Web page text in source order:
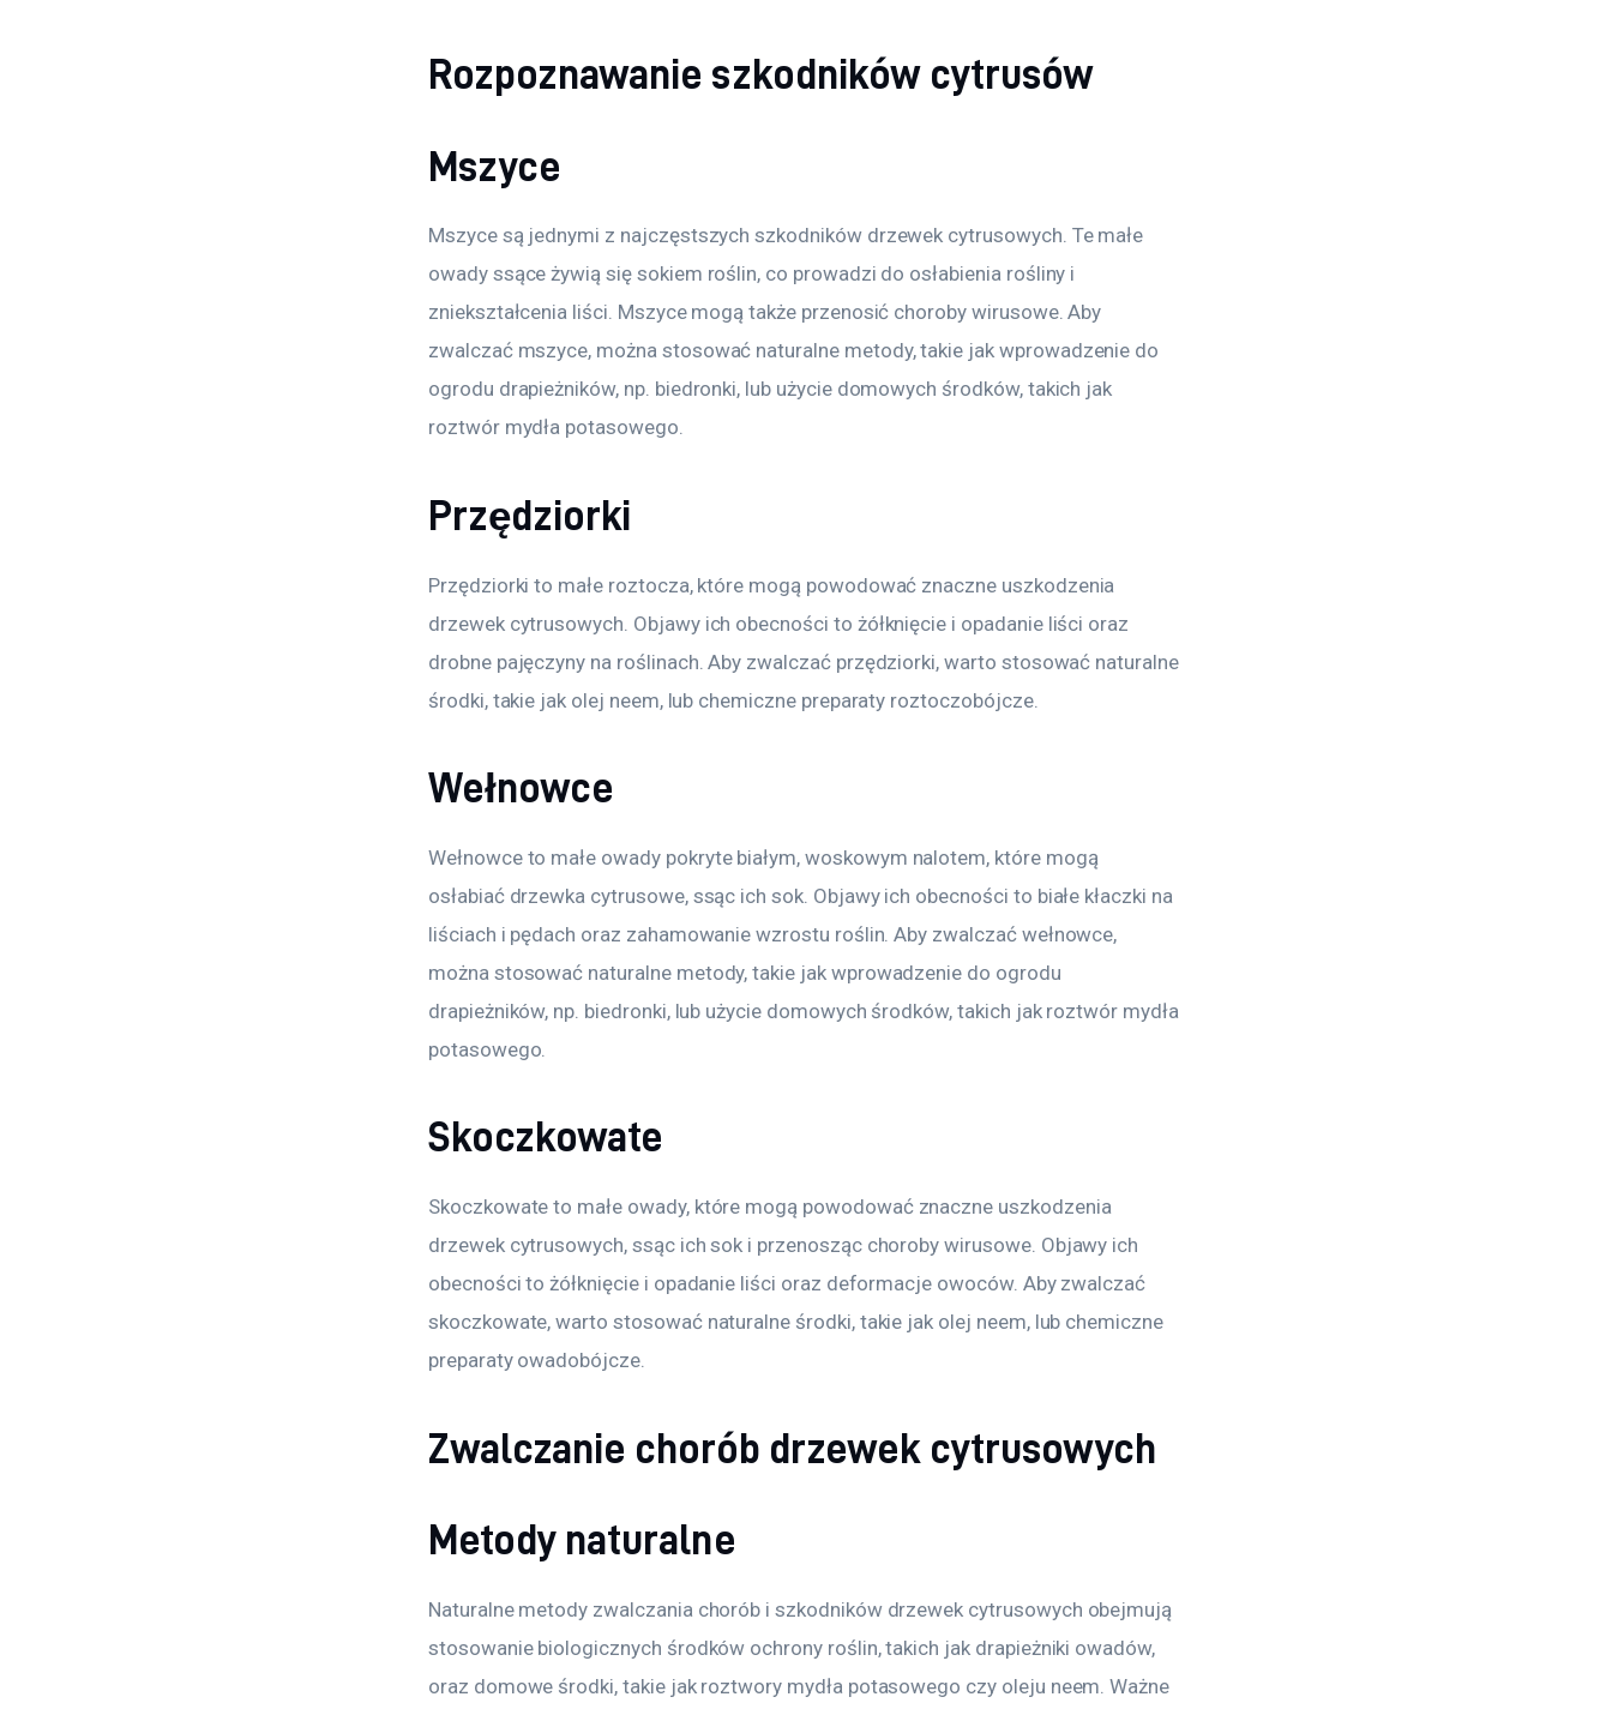
Rozpoznawanie szkodników cytrusów
Mszyce
Mszyce są jednymi z najczęstszych szkodników drzewek cytrusowych. Te małe
owady ssące żywią się sokiem roślin, co prowadzi do osłabienia rośliny i
zniekształcenia liści. Mszyce mogą także przenosić choroby wirusowe. Aby
zwalczać mszyce, można stosować naturalne metody, takie jak wprowadzenie do
ogrodu drapieżników, np. biedronki, lub użycie domowych środków, takich jak
roztwór mydła potasowego.
Przędziorki
Przędziorki to małe roztocza, które mogą powodować znaczne uszkodzenia
drzewek cytrusowych. Objawy ich obecności to żółknięcie i opadanie liści oraz
drobne pajęczyny na roślinach. Aby zwalczać przędziorki, warto stosować naturalne
środki, takie jak olej neem, lub chemiczne preparaty roztoczobójcze.
Wełnowce
Wełnowce to małe owady pokryte białym, woskowym nalotem, które mogą
osłabiać drzewka cytrusowe, ssąc ich sok. Objawy ich obecności to białe kłaczki na
liściach i pędach oraz zahamowanie wzrostu roślin. Aby zwalczać wełnowce,
można stosować naturalne metody, takie jak wprowadzenie do ogrodu
drapieżników, np. biedronki, lub użycie domowych środków, takich jak roztwór mydła
potasowego.
Skoczkowate
Skoczkowate to małe owady, które mogą powodować znaczne uszkodzenia
drzewek cytrusowych, ssąc ich sok i przenosząc choroby wirusowe. Objawy ich
obecności to żółknięcie i opadanie liści oraz deformacje owoców. Aby zwalczać
skoczkowate, warto stosować naturalne środki, takie jak olej neem, lub chemiczne
preparaty owadobójcze.
Zwalczanie chorób drzewek cytrusowych
Metody naturalne
Naturalne metody zwalczania chorób i szkodników drzewek cytrusowych obejmują
stosowanie biologicznych środków ochrony roślin, takich jak drapieżniki owadów,
oraz domowe środki, takie jak roztwory mydła potasowego czy oleju neem. Ważne